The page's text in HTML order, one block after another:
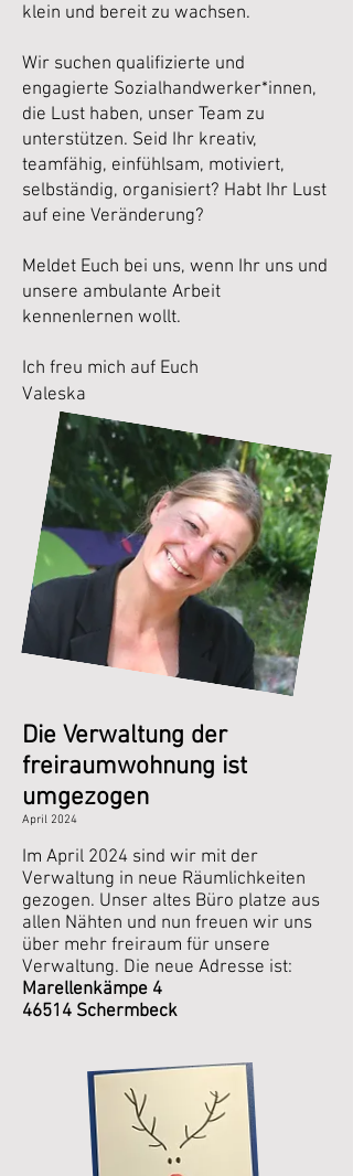
klein und bereit zu wachsen.
Wir suchen qualifizierte und
engagierte Sozialhandwerker*innen,
die Lust haben, unser Team zu
unterstützen. Seid Ihr kreativ,
teamfähig, einfühlsam, motiviert,
selbständig, organisiert? Habt Ihr Lust
auf eine Veränderung?
Meldet Euch bei uns, wenn Ihr uns und
unsere ambulante Arbeit
kennenlernen wollt.
Ich freu mich auf Euch
Valeska
Die Verwaltung der
freiraumwohnung ist
umgezogen
April 2024
Im April 2024 sind wir mit der
Verwaltung in neue Räumlichkeiten
gezogen. Unser altes Büro platze aus
allen Nähten und nun freuen wir uns
über mehr freiraum für unsere
Verwaltung. Die neue Adresse ist:
Marellenkämpe 4
46514 Schermbeck